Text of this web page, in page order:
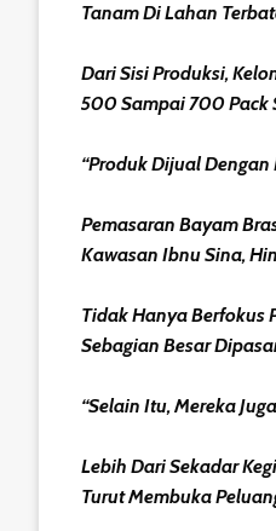
Tanam Di Lahan
Dari Sisi Produksi,
500 Sampai 700 Pack
“Produk Dijual Dengan
Pemasaran Bayam
Kawasan Ibnu Sina,
Tidak Hanya Berfokus
Sebagian Besar
“Selain Itu, Mereka
Lebih Dari Sekadar
Turut Membuka